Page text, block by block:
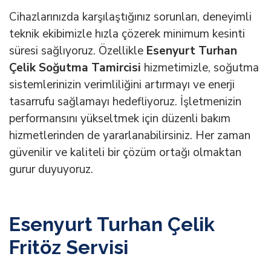
Cihazlarınızda karşılaştığınız sorunları, deneyimli
teknik ekibimizle hızla çözerek minimum kesinti
süresi sağlıyoruz. Özellikle Esenyurt Turhan
Çelik Soğutma Tamircisi hizmetimizle, soğutma
sistemlerinizin verimliliğini artırmayı ve enerji
tasarrufu sağlamayı hedefliyoruz. İşletmenizin
performansını yükseltmek için düzenli bakım
hizmetlerinden de yararlanabilirsiniz. Her zaman
güvenilir ve kaliteli bir çözüm ortağı olmaktan
gurur duyuyoruz.
Esenyurt Turhan Çelik
Fritöz Servisi